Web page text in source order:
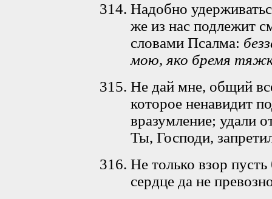
Надобно
же из нас подлежит
словами Псалма:
мою, яко бремя
Не дай мне, общий
которое ненавидит
вразумление; удали
Ты, Господи,
Не только взор
сердце да не